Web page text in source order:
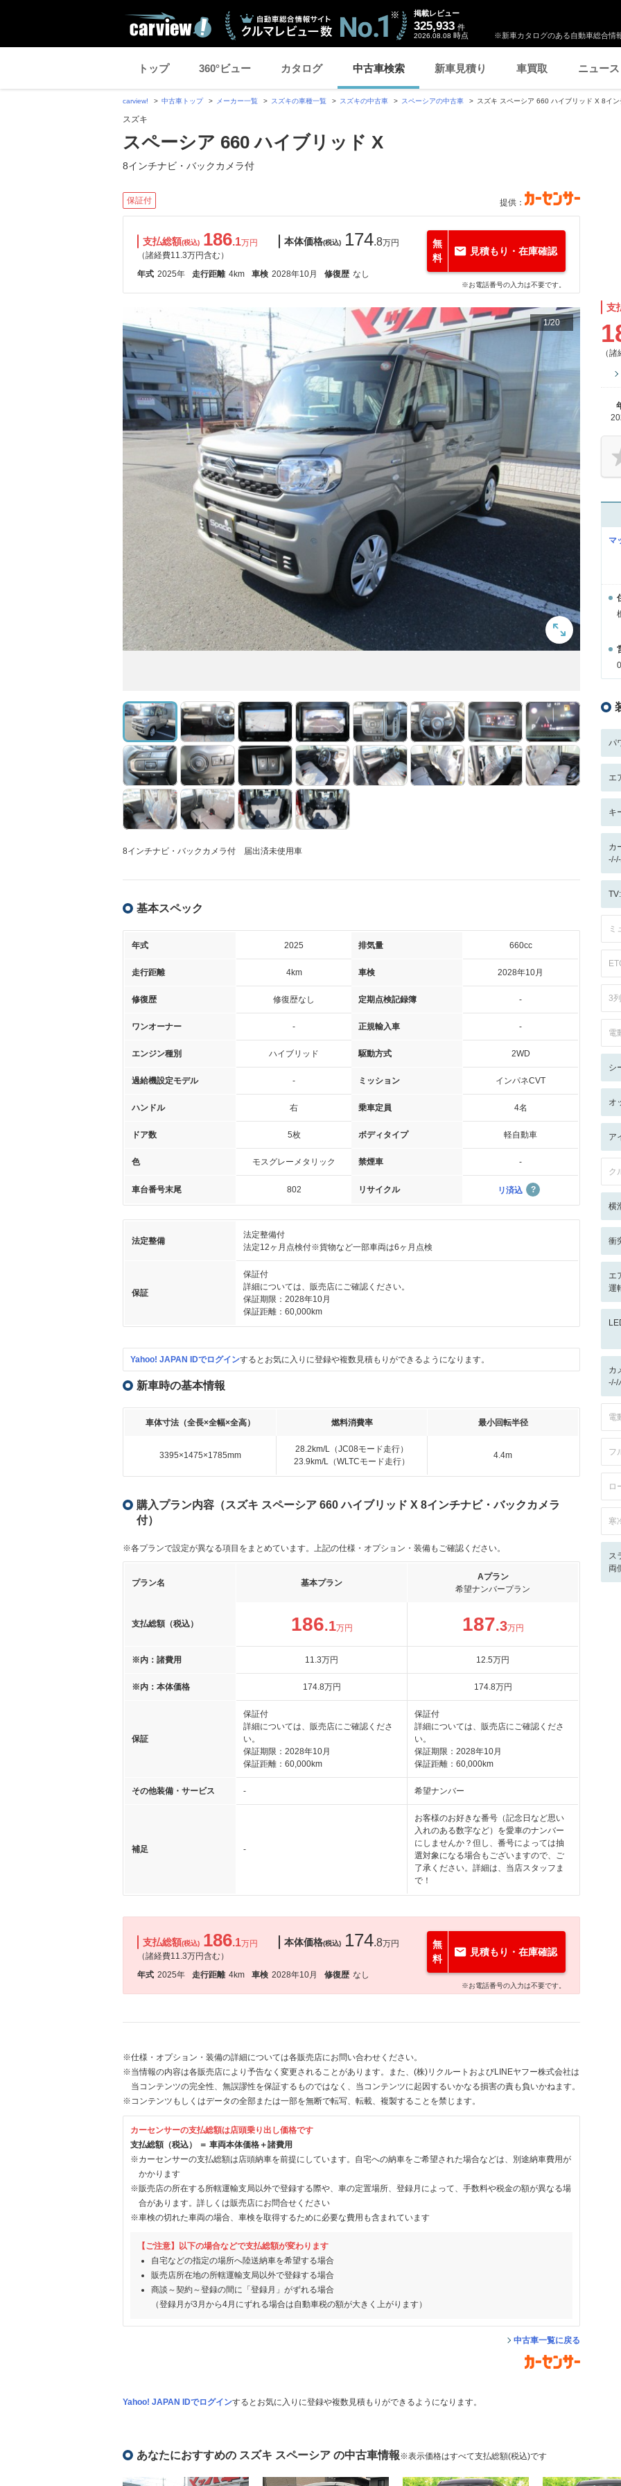
※新車カタログのある自動車総合情
掲載レビュー
325,933 件
2026.08.08 時点
トップ 360°ビュー カタログ 中古車検索 新車見積り 車買取 ニュース
carview! 中古車トップ メーカー一覧 スズキの車種一覧 スズキの中古車 スペーシアの中古車 スズキ スペーシア 660 ハイブリッド X 8イ
スズキ
スペーシア 660 ハイブリッド X
8インチナビ・バックカメラ付
保証付 提供：
支払総額(税込) 186.1万円
（諸経費11.3万円含む）
本体価格(税込) 174.8万円
年式 2025年 走行距離 4km 車検 2028年10月 修復歴 なし
無
料
見積もり・在庫確認
※お電話番号の入力は不要です。
1/20
8インチナビ・バックカメラ付 届出済未使用車
基本スペック
年式 2025 排気量 660cc
走行距離 4km 車検 2028年10月
修復歴 修復歴なし 定期点検記録簿 -
ワンオーナー - 正規輸入車 -
エンジン種別 ハイブリッド 駆動方式 2WD
過給機設定モデル - ミッション インパネCVT
ハンドル 右 乗車定員 4名
ドア数 5枚 ボディタイプ 軽自動車
色 モスグレーメタリック 禁煙車 -
車台番号末尾 802 リサイクル リ済込
法定整備
法定整備付
法定12ヶ月点検付※貨物など一部車両は6ヶ月点検
保証
保証付
詳細については、販売店にご確認ください。
保証期限：2028年10月
保証距離：60,000km
Yahoo! JAPAN IDでログインするとお気に入りに登録や複数見積もりができるようになります。
新車時の基本情報
車体寸法（全長×全幅×全高） 燃料消費率 最小回転半径
3395×1475×1785mm
28.2km/L（JC08モード走行）
23.9km/L（WLTCモード走行）
4.4m
購入プラン内容（スズキ スペーシア 660 ハイブリッド X 8インチナビ・バックカメラ
付）
※各プランで設定が異なる項目をまとめています。上記の仕様・オプション・装備もご確認ください。
プラン名 基本プラン
Aプラン
希望ナンバープラン
支払総額（税込） 186.1万円 187.3万円
※内：諸費用 11.3万円 12.5万円
※内：本体価格 174.8万円 174.8万円
保証
保証付
詳細については、販売店にご確認くださ
い。
保証期限：2028年10月
保証距離：60,000km
保証付
詳細については、販売店にご確認くださ
い。
保証期限：2028年10月
保証距離：60,000km
その他装備・サービス - 希望ナンバー
補足 -
お客様のお好きな番号（記念日など思い
入れのある数字など）を愛車のナンバー
にしませんか？但し、番号によっては抽
選対象になる場合もございますので、ご
了承ください。詳細は、当店スタッフま
で！
支払総額(税込) 186.1万円
（諸経費11.3万円含む）
本体価格(税込) 174.8万円
年式 2025年 走行距離 4km 車検 2028年10月 修復歴 なし
無
料
見積もり・在庫確認
※お電話番号の入力は不要です。
※仕様・オプション・装備の詳細については各販売店にお問い合わせください。
※当情報の内容は各販売店により予告なく変更されることがあります。また、(株)リクルートおよびLINEヤフー株式会社は
当コンテンツの完全性、無誤謬性を保証するものではなく、当コンテンツに起因するいかなる損害の責も負いかねます。
※コンテンツもしくはデータの全部または一部を無断で転写、転載、複製することを禁じます。
カーセンサーの支払総額は店頭乗り出し価格です
支払総額（税込） ＝ 車両本体価格＋諸費用
※カーセンサーの支払総額は店頭納車を前提にしています。自宅への納車をご希望された場合などは、別途納車費用が
かかります
※販売店の所在する所轄運輸支局以外で登録する際や、車の定置場所、登録月によって、手数料や税金の額が異なる場
合があります。詳しくは販売店にお問合せください
※車検の切れた車両の場合、車検を取得するために必要な費用も含まれています
【ご注意】以下の場合などで支払総額が変わります
自宅などの指定の場所へ陸送納車を希望する場合
販売店所在地の所轄運輸支局以外で登録する場合
商談～契約～登録の間に「登録月」がずれる場合
（登録月が3月から4月にずれる場合は自動車税の額が大きく上がります）
中古車一覧に戻る
Yahoo! JAPAN IDでログインするとお気に入りに登録や複数見積もりができるようになります。
支
（
マ
パ
エ
キ
カ
ミ
3
電
シ
オ
ア
ク
横
衝
エ
運
カ
-/-/
電
フ
ロ
寒
ス
両
あなたにおすすめの スズキ スペーシア の中古車情報※表示価格はすべて支払総額(税込)です